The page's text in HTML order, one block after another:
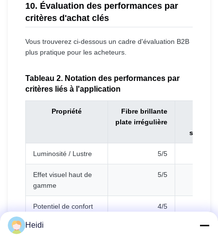
10. Évaluation des performances par
critères d'achat clés
Vous trouverez ci-dessous un cadre d'évaluation B2B
plus pratique pour les acheteurs.
Tableau 2. Notation des performances par
critères liés à l'application
Propriété
Fibre brillante
plate irrégulière
Luminosité / Lustre 5/5
Effet visuel haut de
gamme
5/5
Potentiel de confort
4/5
Heidi